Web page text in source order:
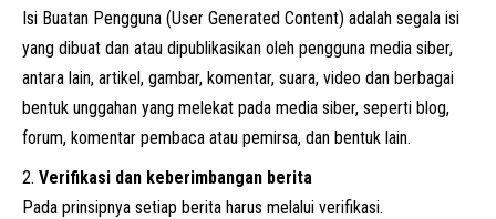
Isi Buatan Pengguna (User Generated Content) adalah segala isi
yang dibuat dan atau dipublikasikan oleh pengguna media siber,
antara lain, artikel, gambar, komentar, suara, video dan berbagai
bentuk unggahan yang melekat pada media siber, seperti blog,
forum, komentar pembaca atau pemirsa, dan bentuk lain.
Verifikasi dan keberimbangan berita
Pada prinsipnya setiap berita harus melalui verifikasi.